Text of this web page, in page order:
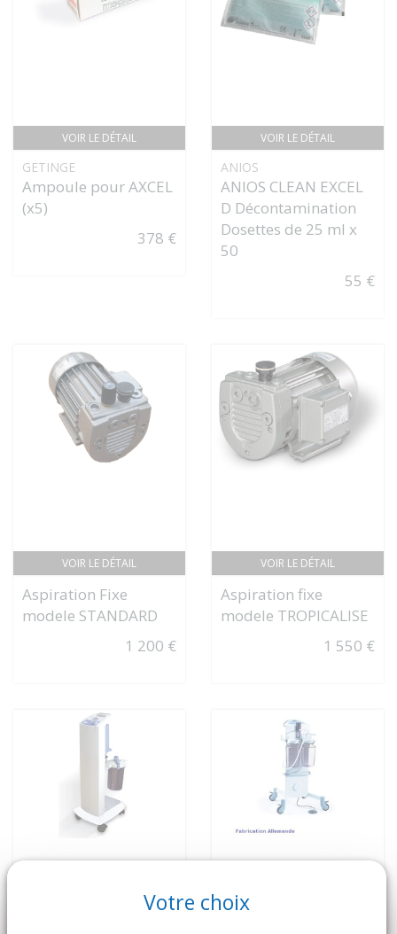
VOIR LE DÉTAIL
GETINGE
Ampoule pour AXCEL
(x5)
378 €
VOIR LE DÉTAIL
ANIOS
ANIOS CLEAN EXCEL
D Décontamination
Dosettes de 25 ml x
50
55 €
VOIR LE DÉTAIL
Aspiration Fixe
modele STANDARD
1 200 €
VOIR LE DÉTAIL
Aspiration fixe
modele TROPICALISE
1 550 €
Votre choix